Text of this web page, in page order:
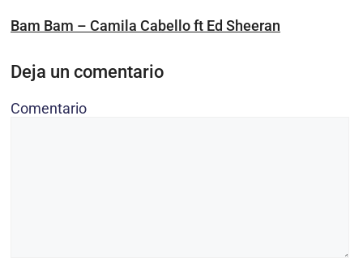
Bam Bam – Camila Cabello ft Ed Sheeran
Deja un comentario
Comentario